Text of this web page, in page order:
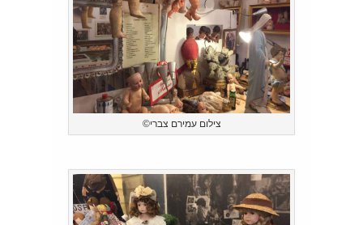
צילום עמירם צברי©